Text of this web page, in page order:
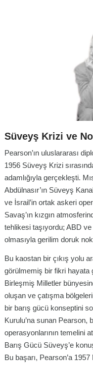
Süveyş Krizi ve
Pearson’ın uluslararası
1956 Süveyş Krizi
adamlığıyla gerçekleşti.
Abdülnasır’ın Süveyş
ve İsrail’in ortak askeri
Savaş’ın kızgın
tehlikesi taşıyordu; ABD
olmasıyla gerilim doruk
Bu kaostan bir çıkış yolu
görülmemiş bir fikri hayata
Birleşmiş Milletler
oluşan ve çatışma
bir barış gücü konseptini
Kurulu’na sunan Pearson,
operasyonlarının temelini
Barış Gücü Süveyş’e
Bu başarı, Pearson’a 1957